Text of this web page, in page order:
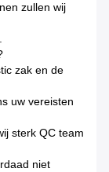
zullen wij
zak en de
uw vereisten
sterk QC team
niet